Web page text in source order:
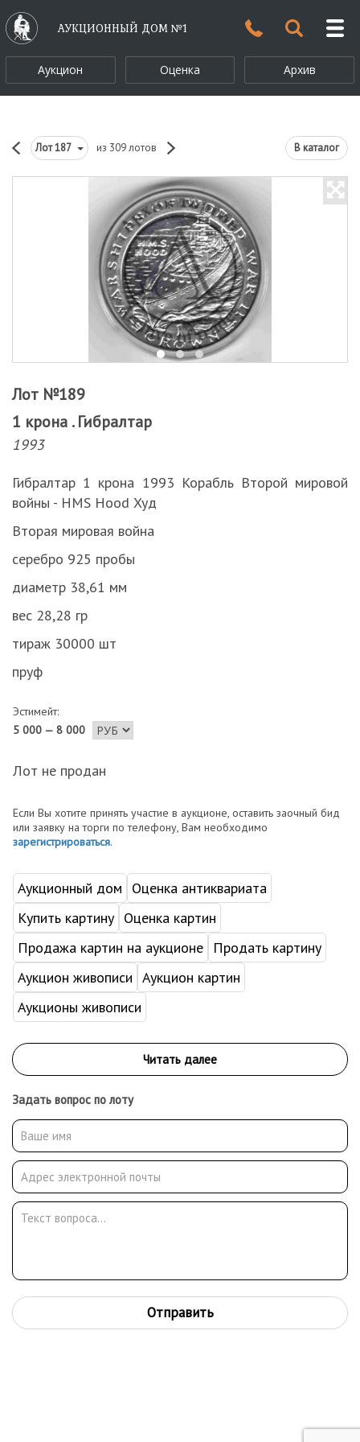
АУКЦИОННЫЙ ДОМ №1
Аукцион Оценка Архив
Лот187 из 309 лотов В каталог
Лот №189
1 крона . Гибралтар
1993
Гибралтар 1 крона 1993 Корабль Второй мировой
войны - HMS Hood Худ
Вторая мировая война
серебро 925 пробы
диаметр 38,61 мм
вес 28,28 гр
тираж 30000 шт
пруф
Эстимейт:
5 000 — 8 000
Лот не продан
Если Вы хотите принять участие в аукционе, оставить заочный бид
или заявку на торги по телефону, Вам необходимо
зарегистрироваться.
Аукционный дом
Оценка антиквариата
Купить картину Оценка картин
Продажа картин на аукционе
Продать картину
Аукцион живописи Аукцион картин
Аукционы живописи
Задать вопрос по лоту
Отправить